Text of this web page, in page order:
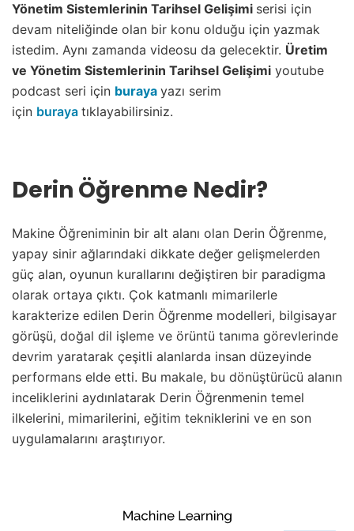
Yönetim Sistemlerinin Tarihsel Gelişimi serisi için
devam niteliğinde olan bir konu olduğu için yazmak
istedim. Aynı zamanda videosu da gelecektir. Üretim
ve Yönetim Sistemlerinin Tarihsel Gelişimi youtube
podcast seri için buraya yazı serim
için buraya tıklayabilirsiniz.
Derin Öğrenme Nedir?
Makine Öğreniminin bir alt alanı olan Derin Öğrenme,
yapay sinir ağlarındaki dikkate değer gelişmelerden
güç alan, oyunun kurallarını değiştiren bir paradigma
olarak ortaya çıktı. Çok katmanlı mimarilerle
karakterize edilen Derin Öğrenme modelleri, bilgisayar
görüşü, doğal dil işleme ve örüntü tanıma görevlerinde
devrim yaratarak çeşitli alanlarda insan düzeyinde
performans elde etti. Bu makale, bu dönüştürücü alanın
inceliklerini aydınlatarak Derin Öğrenmenin temel
ilkelerini, mimarilerini, eğitim tekniklerini ve en son
uygulamalarını araştırıyor.